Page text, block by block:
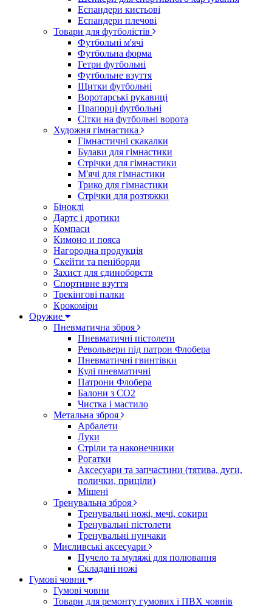
Еспандери кистьові
Еспандери плечові
Товари для футболістів
Футбольні м'ячі
Футбольна форма
Гетри футбольні
Футбольне взуття
Щитки футбольні
Воротарські рукавиці
Прапорці футбольні
Сітки на футбольні ворота
Художня гімнастика
Гімнастичні скакалки
Булави для гімнастики
Стрічки для гімнастики
М'ячі для гімнастики
Трико для гімнастики
Стрічки для розтяжки
Біноклі
Дартс і дротики
Компаси
Кимоно и пояса
Нагородна продукція
Скейти та пеніборди
Захист для єдиноборств
Спортивне взуття
Трекінгові палки
Крокоміри
Оружие
Пневматична зброя
Пневматичні пістолети
Револьвери під патрон Флобера
Пневматичні гвинтівки
Кулі пневматичні
Патрони Флобера
Балони з CO2
Чистка і мастило
Метальна зброя
Арбалети
Луки
Стріли та наконечники
Рогатки
Аксесуари та запчастини (тятива, дуги,
полички, приціли)
Мішені
Тренувальна зброя
Тренувальні ножі, мечі, сокири
Тренувальні пістолети
Тренувальні нунчаки
Мисливські аксесуари
Пучело та муляжі для полювання
Складані ножі
Гумові човни
Гумові човни
Товари для ремонту гумових і ПВХ човнів